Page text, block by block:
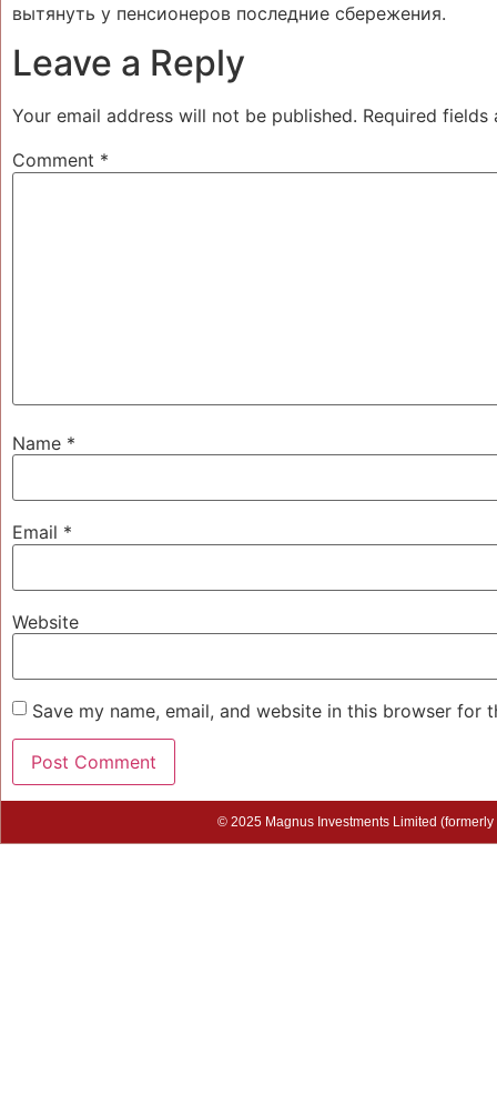
вытянуть у пенсионеров последние сбережения.
Leave a Reply
Your email address will not be published. Required
Comment *
Name *
Email *
Website
Save my name, email, and website in this browser for
© 2025 Magnus Investments Limited